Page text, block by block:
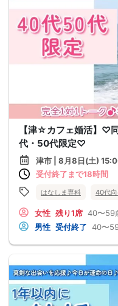
【津☆カフェ婚活】♡
代・50代限定♡
津市 | 8月8日(土)
受付終了まで18時間
はなしま専科 40代向
女性 残り1席 40〜59
男性 受付終了 40〜